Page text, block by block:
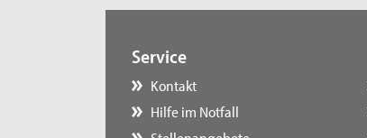
Service
Kontakt
Hilfe im Notfall